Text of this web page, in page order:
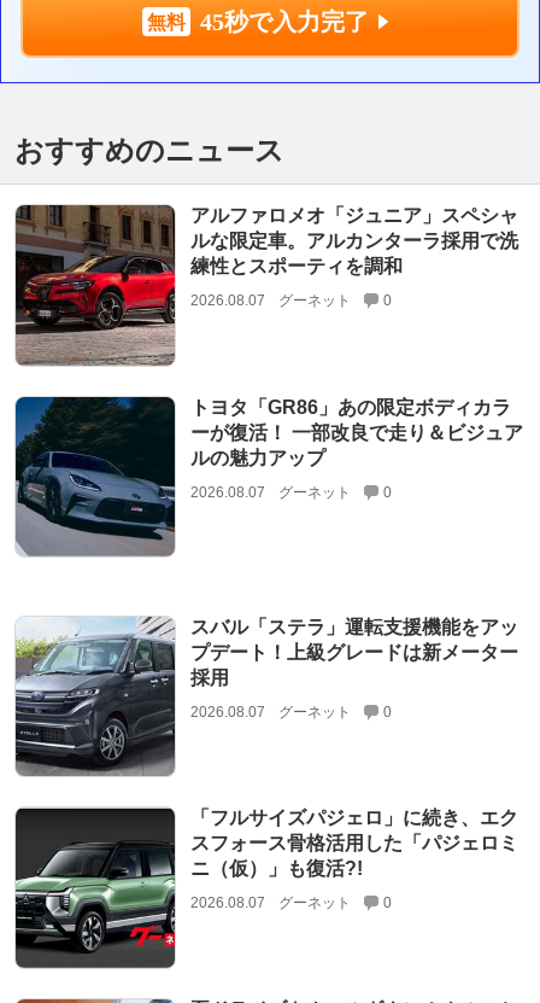
45秒で入力完了
おすすめのニュース
アルファロメオ「ジュニア」スペシャ
ルな限定車。アルカンターラ採用で洗
練性とスポーティを調和
2026.08.07 グーネット 0
トヨタ「GR86」あの限定ボディカラ
ーが復活！ 一部改良で走り＆ビジュア
ルの魅力アップ
2026.08.07 グーネット 0
スバル「ステラ」運転支援機能をアッ
プデート！上級グレードは新メーター
採用
2026.08.07 グーネット 0
「フルサイズパジェロ」に続き、エク
スフォース骨格活用した「パジェロミ
ニ（仮）」も復活?!
2026.08.07 グーネット 0